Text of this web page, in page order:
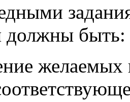
должны быть: